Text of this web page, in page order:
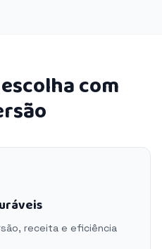
com
receita e eficiência